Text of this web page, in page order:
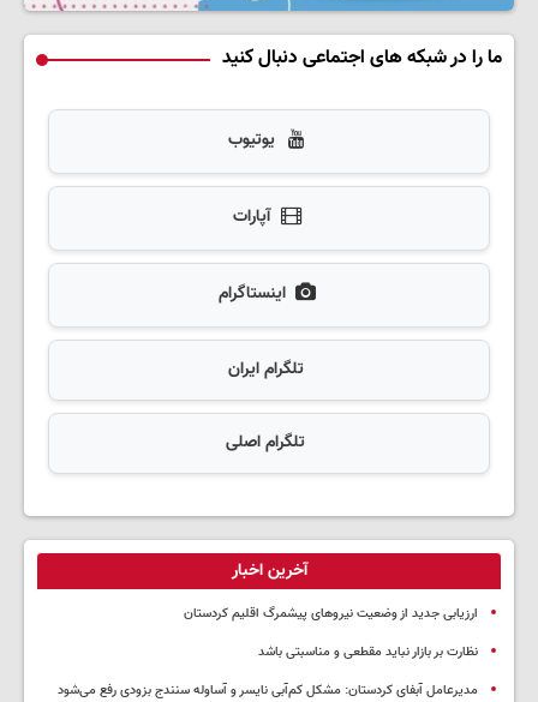
ما را در شبکه های اجتماعی دنبال کنید
یوتیوب
آپارات
اینستاگرام
تلگرام ایران
تلگرام اصلی
آخرین اخبار
ارزیابی جدید از وضعیت نیروهای پیشمرگ اقلیم کردستان
نظارت بر بازار نباید مقطعی و مناسبتی باشد
مدیرعامل آبفای کردستان: مشکل کم‌آبی نایسر و آساوله سنندج بزودی رفع می‌شود